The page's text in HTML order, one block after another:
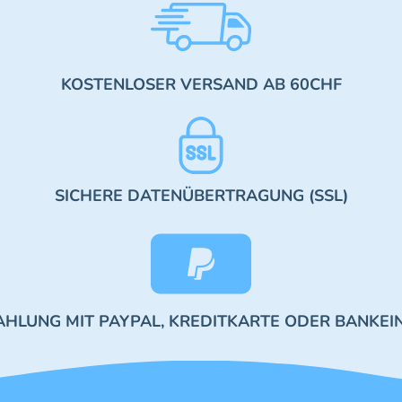
KOSTENLOSER VERSAND AB 60CHF
SICHERE DATENÜBERTRAGUNG (SSL)
MIT PAYPAL, KREDITKARTE ODER